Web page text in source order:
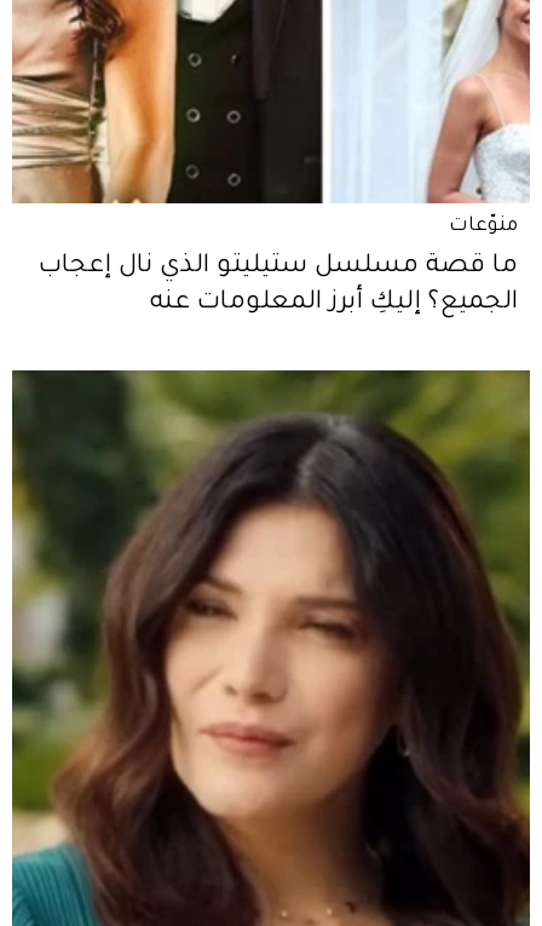
منوّعات
ما قصة مسلسل ستيليتو الذي نال إعجاب
الجميع؟ إليكِ أبرز المعلومات عنه